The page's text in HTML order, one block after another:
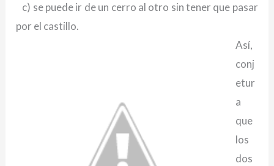
c) se puede ir de un cerro al otro sin tener que pasar
por el castillo.
Así,
conj
etur
a
que
los
dos